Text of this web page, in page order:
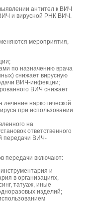
антител к ВИЧ
и вирусной РНК ВИЧ.
мероприятия,
по назначению врача
снижает вирусную
ВИЧ-инфекции;
ВИЧ снижает
наркотической
при использовании
на
ответственного
передачи ВИЧ-
передачи включают:
и
в организациях,
татуаж, иные
изделий;